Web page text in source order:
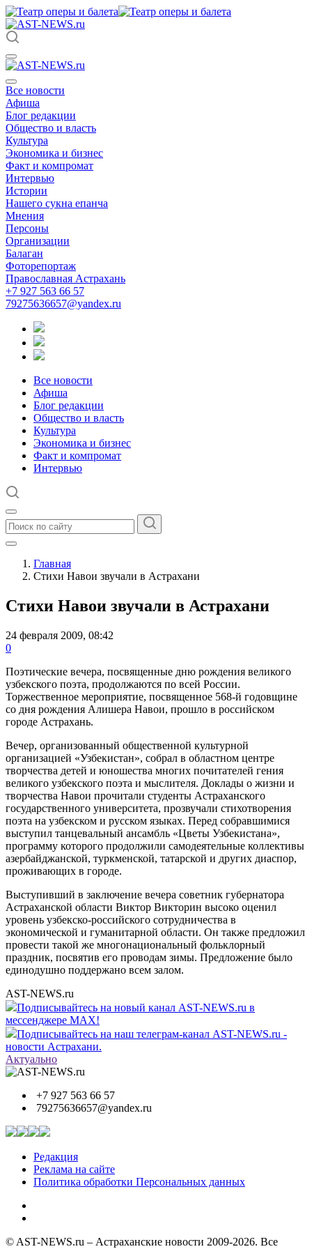
Все новости
Афиша
Блог редакции
Общество и власть
Культура
Экономика и бизнес
Факт и компромат
Интервью
Истории
Нашего сукна епанча
Мнения
Персоны
Организации
Балаган
Фоторепортаж
Православная Астрахань
+7 927 563 66 57
79275636657@yandex.ru
Все новости
Афиша
Блог редакции
Общество и власть
Культура
Экономика и бизнес
Факт и компромат
Интервью
Главная
Стихи Навои звучали в Астрахани
Стихи Навои звучали в Астрахани
24 февраля 2009, 08:42
0
Поэтические вечера, посвященные дню рождения великого
узбекского поэта, продолжаются по всей России.
Торжественное мероприятие, посвященное 568-й годовщине
со дня рождения Алишера Навои, прошло в российском
городе Астрахань.
Вечер, организованный общественной культурной
организацией «Узбекистан», собрал в областном центре
творчества детей и юношества многих почитателей гения
великого узбекского поэта и мыслителя. Доклады о жизни и
творчества Навои прочитали студенты Астраханского
государственного университета, прозвучали стихотворения
поэта на узбекском и русском языках. Перед собравшимися
выступил танцевальный ансамбль «Цветы Узбекистана»,
программу которого продолжили самодеятельные коллективы
азербайджанской, туркменской, татарской и других диаспор,
проживающих в городе.
Выступивший в заключение вечера советник губернатора
Астраханской области Виктор Викторин высоко оценил
уровень узбекско-российского сотрудничества в
экономической и гуманитарной области. Он также предложил
провести такой же многонациональный фольклорный
праздник, посвятив его проводам зимы. Предложение было
единодушно поддержано всем залом.
AST-NEWS.ru
Подписывайтесь на новый канал AST-NEWS.ru в
мессенджере MAX!
Подписывайтесь на наш телеграм-канал AST-NEWS.ru -
новости Астрахани.
Актуально
+7 927 563 66 57
79275636657@yandex.ru
Редакция
Реклама на сайте
Политика обработки Персональных данных
© AST-NEWS.ru – Астраханские новости 2009-2026. Все